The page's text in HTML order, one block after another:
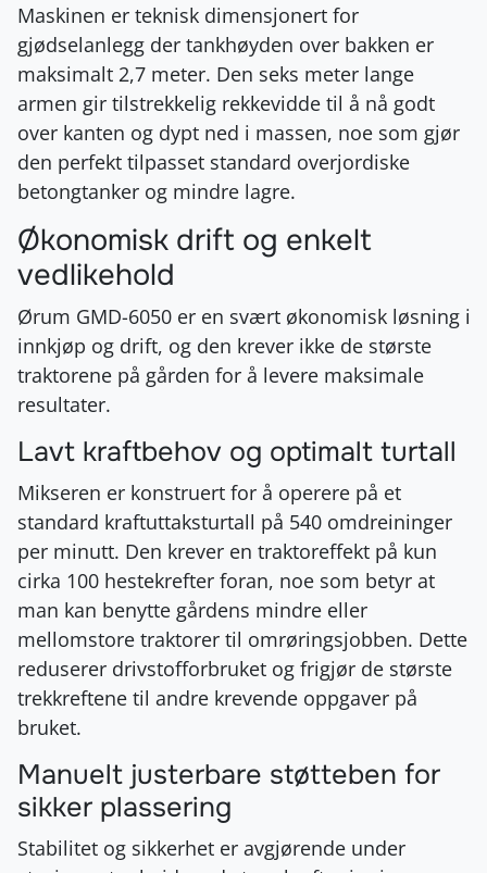
Maskinen er teknisk dimensjonert for
gjødselanlegg der tankhøyden over bakken er
maksimalt 2,7 meter. Den seks meter lange
armen gir tilstrekkelig rekkevidde til å nå godt
over kanten og dypt ned i massen, noe som gjør
den perfekt tilpasset standard overjordiske
betongtanker og mindre lagre.
Økonomisk drift og enkelt
vedlikehold
Ørum GMD-6050 er en svært økonomisk løsning i
innkjøp og drift, og den krever ikke de største
traktorene på gården for å levere maksimale
resultater.
Lavt kraftbehov og optimalt turtall
Mikseren er konstruert for å operere på et
standard kraftuttaksturtall på 540 omdreininger
per minutt. Den krever en traktoreffekt på kun
cirka 100 hestekrefter foran, noe som betyr at
man kan benytte gårdens mindre eller
mellomstore traktorer til omrøringsjobben. Dette
reduserer drivstofforbruket og frigjør de største
trekkreftene til andre krevende oppgaver på
bruket.
Manuelt justerbare støtteben for
sikker plassering
Stabilitet og sikkerhet er avgjørende under